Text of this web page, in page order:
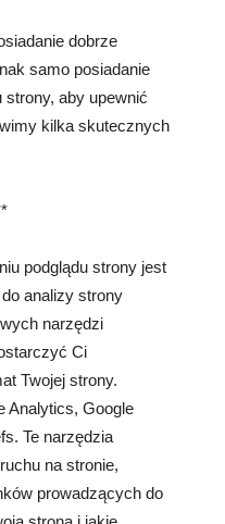
dobrze
samo posiadanie
aby upewnić
kilka skutecznych
podglądu strony jest
analizy strony
narzędzi
Ci
Twojej strony.
Analytics, Google
Te narzędzia
na stronie,
prowadzących do